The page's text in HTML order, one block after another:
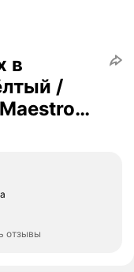
в
/
отзывы